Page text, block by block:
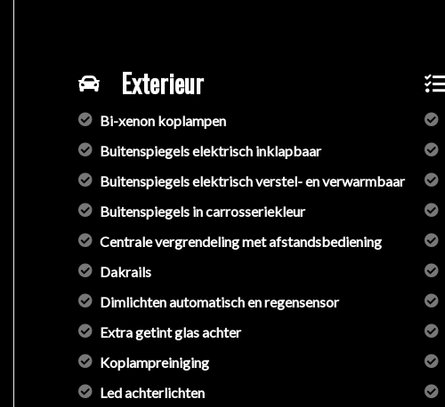
Exterieur
Bi-xenon koplampen
Buitenspiegels elektrisch inklapbaar
Buitenspiegels elektrisch verstel- en verwarmbaar
Buitenspiegels in carrosseriekleur
Centrale vergrendeling met afstandsbediening
Dakrails
Dimlichten automatisch en regensensor
Extra getint glas achter
Koplampreiniging
Led achterlichten